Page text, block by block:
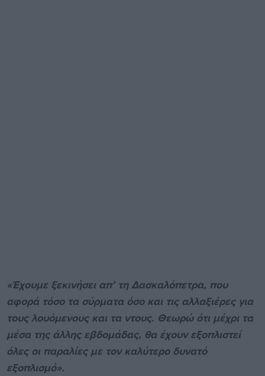
«Έχουμε ξεκινήσει απ’ τη Δασκαλόπετρα, που
αφορά τόσο τα σύρματα όσο και τις αλλαξιέρες για
τους λουόμενους και τα ντους. Θεωρώ ότι μέχρι τα
μέσα της άλλης εβδομάδας, θα έχουν εξοπλιστεί
όλες οι παραλίες με τον καλύτερο δυνατό
εξοπλισμό».